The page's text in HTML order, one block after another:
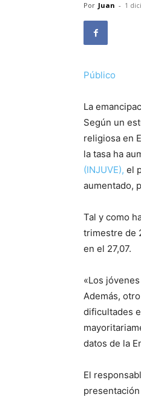
Por Juan - 1
Público
La
Según un
religiosa en
la tasa ha
(INJUVE), el
aumentado,
Tal y como
trimestre de
en el 27,07.
«Los
Además,
dificultades
datos de la
El